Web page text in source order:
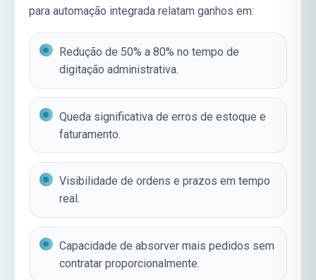
para automação integrada relatam ganhos em:
Redução de 50% a 80% no tempo de
digitação administrativa.
Queda significativa de erros de estoque e
faturamento.
Visibilidade de ordens e prazos em tempo
real.
Capacidade de absorver mais pedidos sem
contratar proporcionalmente.